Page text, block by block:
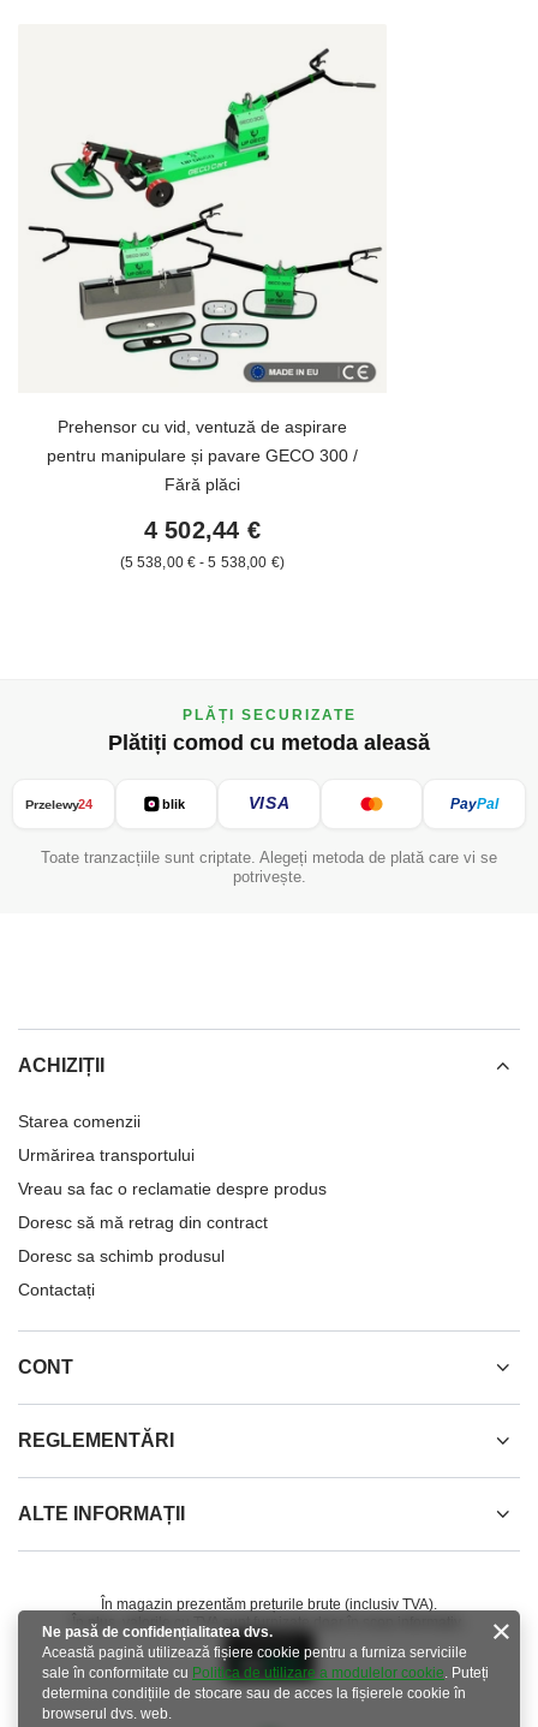
Prehensor cu vid, ventuză de aspirare
pentru manipulare și pavare GECO 300 /
Fără plăci
4 502,44 €
de la
5 538,00 € -la
5 538,00 €
PLĂȚI SECURIZATE
Plătiți comod cu metoda aleasă
Przelewy24 blik VISA PayPal
Toate tranzacțiile sunt criptate. Alegeți metoda de plată care vi se
potrivește.
ACHIZIȚII
Starea comenzii
Urmărirea transportului
Vreau sa fac o reclamatie despre produs
Doresc să mă retrag din contract
Doresc sa schimb produsul
Contactați
CONT
REGLEMENTĂRI
ALTE INFORMAȚII
În magazin prezentăm prețurile brute (inclusiv TVA).
În plus, valorile cu TVA sunt furnizate doar în scop informativ..
Ne pasă de confidențialitatea dvs.
Această pagină utilizează fișiere cookie pentru a furniza serviciile
sale în conformitate cu Politica de utilizare a modulelor cookie. Puteți
determina condițiile de stocare sau de acces la fișierele cookie în
browserul dvs. web.